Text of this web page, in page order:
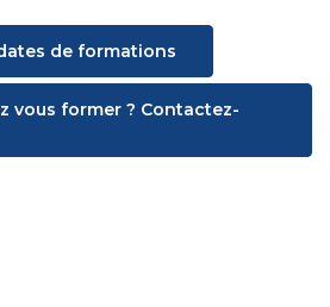
de formations
vous former ? Contactez-